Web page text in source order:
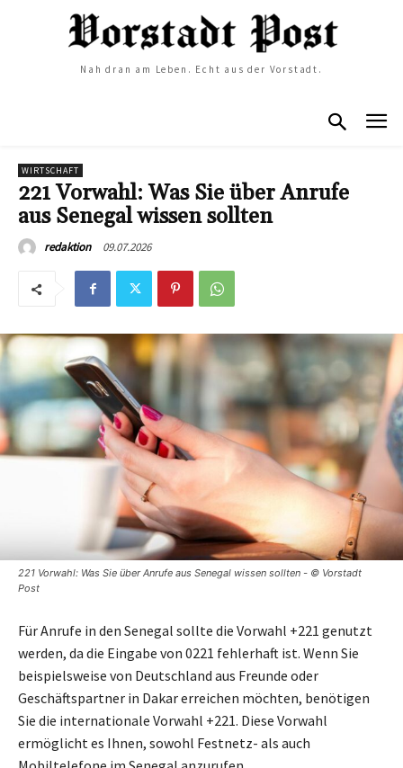
Nah dran am Leben. Echt aus der Vorstadt.
WIRTSCHAFT
221 Vorwahl: Was Sie über Anrufe
aus Senegal wissen sollten
redaktion 09.07.2026
221 Vorwahl: Was Sie über Anrufe aus Senegal wissen sollten - © Vorstadt
Post
Für Anrufe in den Senegal sollte die Vorwahl +221 genutzt
werden, da die Eingabe von 0221 fehlerhaft ist. Wenn Sie
beispielsweise von Deutschland aus Freunde oder
Geschäftspartner in Dakar erreichen möchten, benötigen
Sie die internationale Vorwahl +221. Diese Vorwahl
ermöglicht es Ihnen, sowohl Festnetz- als auch